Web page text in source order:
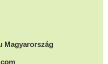
Magyarország